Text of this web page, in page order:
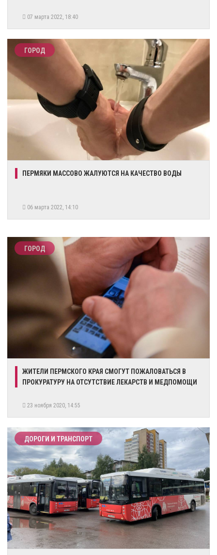
07 марта 2022, 18:40
ГОРОД
ПЕРМЯКИ МАССОВО ЖАЛУЮТСЯ НА КАЧЕСТВО ВОДЫ
06 марта 2022, 14:10
ГОРОД
ЖИТЕЛИ ПЕРМСКОГО КРАЯ СМОГУТ ПОЖАЛОВАТЬСЯ В
ПРОКУРАТУРУ НА ОТСУТСТВИЕ ЛЕКАРСТВ И МЕДПОМОЩИ
23 ноября 2020, 14:55
ДОРОГИ И ТРАНСПОРТ